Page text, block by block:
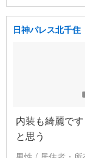
日神パレス北千住
内装も綺麗で
と思う